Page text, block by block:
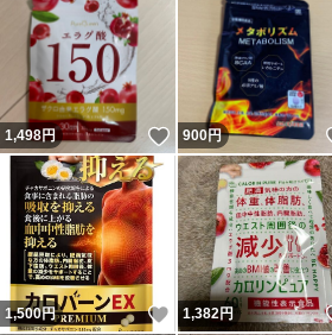
1,498円 いいね！
900円
1,500円 いいね！
1,382円